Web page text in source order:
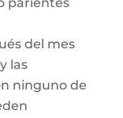
del mes
las
ninguno de